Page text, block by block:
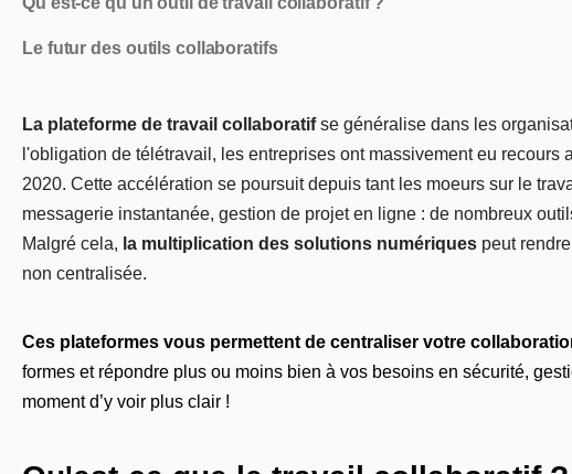
Le futur des outils collaboratifs
La plateforme de travail collaboratifse généralise dans les
l'obligation de télétravail, les entreprises ont massivement eu
2020. Cette accélération se poursuit depuis tant les moeurs sur le
messagerie instantanée, gestion de projet en ligne : de nombreux
Malgré cela, la multiplication des solutions numériques peut
non centralisée.
Ces plateformes vous permettent de centraliser votre
formes et répondre plus ou moins bien à vos besoins en sécurité,
moment d’y voir plus clair !